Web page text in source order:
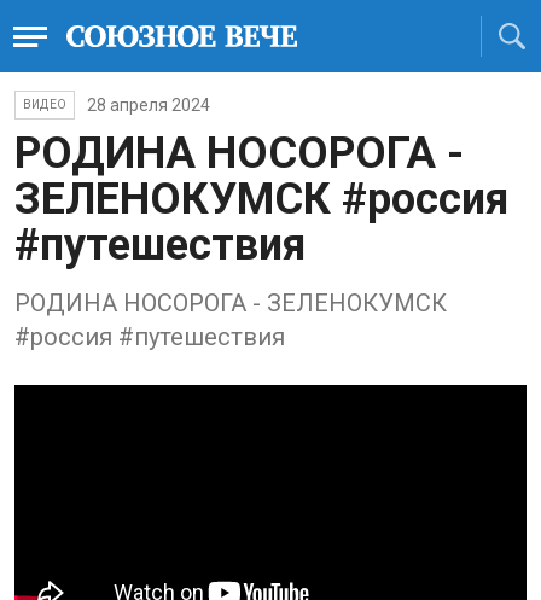
ВИДЕО 28 апреля 2024
РОДИНА НОСОРОГА -
ЗЕЛЕНОКУМСК #россия
#путешествия
РОДИНА НОСОРОГА - ЗЕЛЕНОКУМСК
#россия #путешествия